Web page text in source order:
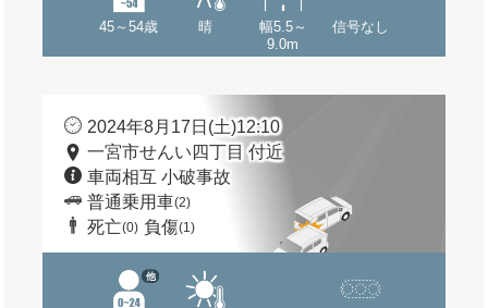
45～54歳 晴
幅5.5～
9.0m
信号なし
2024年8月17日(土)12:10
一宮市せんい四丁目 付近
車両相互 小破事故
普通乗用車(2)
死亡(0) 負傷(1)
他